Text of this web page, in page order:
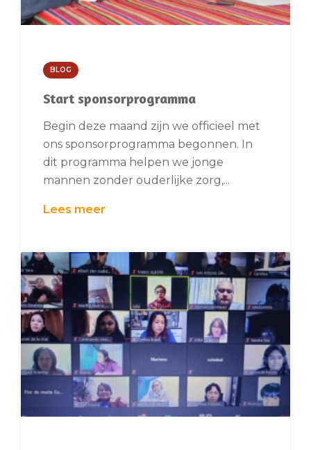
BLOG
Start sponsorprogramma
Begin deze maand zijn we officieel met
ons sponsorprogramma begonnen. In
dit programma helpen we jonge
mannen zonder ouderlijke zorg,...
Lees meer